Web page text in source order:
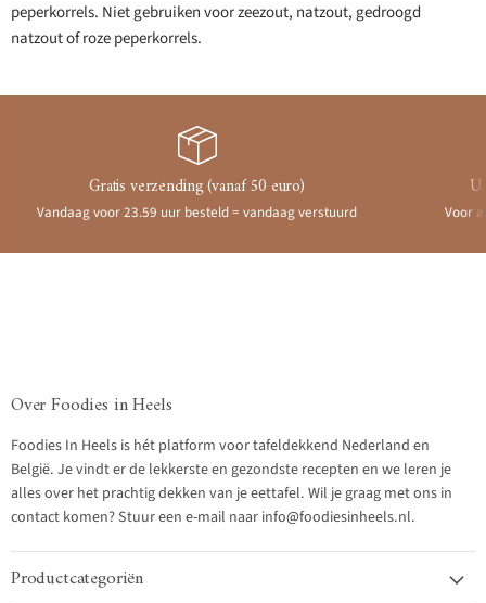
peperkorrels. Niet gebruiken voor zeezout, natzout, gedroogd
natzout of roze peperkorrels.
Gratis verzending (vanaf 50 euro)
Vandaag voor 23.59 uur besteld = vandaag verstuurd Voor
Over Foodies in Heels
Foodies In Heels is hét platform voor tafeldekkend Nederland en
België. Je vindt er de lekkerste en gezondste recepten en we leren je
alles over het prachtig dekken van je eettafel. Wil je graag met ons in
contact komen? Stuur een e-mail naar info@foodiesinheels.nl.
Productcategoriën